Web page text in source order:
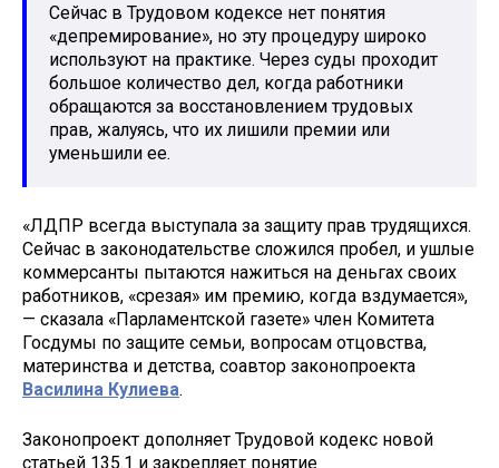
Сейчас в Трудовом кодексе нет понятия
«депремирование», но эту процедуру широко
используют на практике. Через суды проходит
большое количество дел, когда работники
обращаются за восстановлением трудовых
прав, жалуясь, что их лишили премии или
уменьшили ее.
«ЛДПР всегда выступала за защиту прав трудящихся.
Сейчас в законодательстве сложился пробел, и ушлые
коммерсанты пытаются нажиться на деньгах своих
работников, «срезая» им премию, когда вздумается»,
— сказала «Парламентской газете» член Комитета
Госдумы по защите семьи, вопросам отцовства,
материнства и детства, соавтор законопроекта
Василина Кулиева.
Законопроект дополняет Трудовой кодекс новой
статьей 135.1 и закрепляет понятие